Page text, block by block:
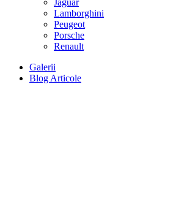
Jaguar
Lamborghini
Peugeot
Porsche
Renault
Galerii
Blog Articole